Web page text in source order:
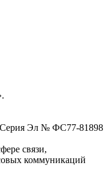
Серия Эл № ФС77-81898
связи,
коммуникаций